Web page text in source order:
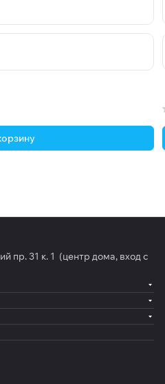
пр. 31 к. 1 (центр дома, вход с